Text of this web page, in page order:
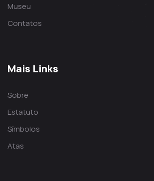
Museu
Contatos
Mais Links
Sobre
Estatuto
Símbolos
Atas